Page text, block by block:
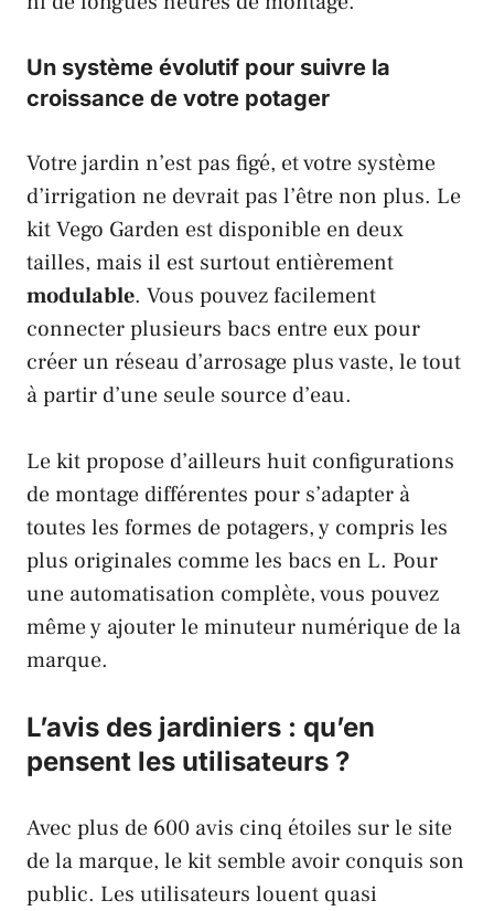
Un système évolutif pour suivre la
croissance de votre potager
Votre jardin n’est pas figé, et votre système
d’irrigation ne devrait pas l’être non plus. Le
kitVego Garden est disponible en deux
tailles, mais il est surtout entièrement
modulable. Vous pouvez facilement
connecter plusieurs bacs entre eux pour
créer un réseau d’arrosage plus vaste, le tout
à partir d’une seule source d’eau.
Le kit propose d’ailleurs huit configurations
de montage différentes pour s’adapter à
toutes les formes de potagers, y compris les
plus originales comme les bacs en L. Pour
une automatisation complète, vous pouvez
même y ajouter le minuteur numérique de la
marque.
L’avis des jardiniers : qu’en
pensent les utilisateurs ?
Avec plus de 600 avis cinq étoiles sur le site
de la marque, le kit semble avoir conquis son
public. Les utilisateurs louent quasi